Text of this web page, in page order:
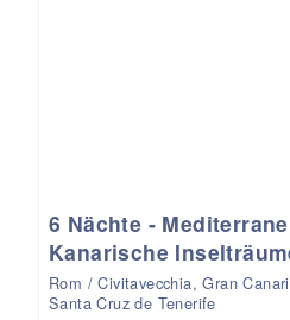
6 Nächte -
Kanarische
Rom / Civitavecchia, Gran
Santa Cruz de Tenerife